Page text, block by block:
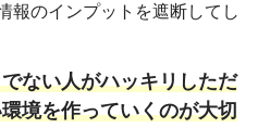
報のインプットを遮断してし
ない人がハッキリしただ
境を作っていくのが大切